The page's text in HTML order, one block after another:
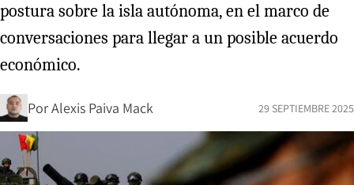
postura sobre la isla autónoma, en el marco de
conversaciones para llegar a un posible acuerdo
económico.
PorAlexis Paiva Mack 29 SEPTIEMBRE 2025